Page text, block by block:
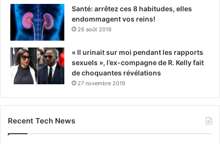
Santé: arrêtez ces 8 habitudes, elles
endommagent vos reins!
26 août 2019
« Il urinait sur moi pendant les rapports
sexuels », l’ex-compagne de R. Kelly fait
de choquantes révélations
27 novembre 2019
Recent Tech News